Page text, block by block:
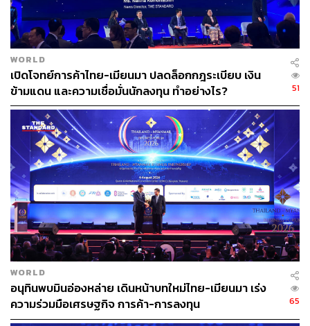
“ฉันหนีมาที่นี่ เพราะตำรวจคือคนกลุ่มที่สองที่ได้รับอนุญาต
ให้ถืออาวุธปืน กองทัพสั่งให้เรายิงประชาชน และมอบหมาย
ให้ตำรวจเป็นการ์ดปกป้องให้พวกเขา… ฉันต้องการ
ประชาธิปไตยกลับคืนมา ถ้ากลุ่มชาติพันธ์ุติดอาวุธจะเข้าช่วย
ต่อสู้กับคณะรัฐประหาร ฉันจะเข้าร่วมกับพวกเขา” – เชวะ
(นามสมมติ), ตำรวจหญิงชาวเมียนมาที่ลี้ภัยมายังอินเดีย
WORLD
เปิดโจทย์การค้าไทย-เมียนมา ปลดล็อกกฎระเบียบ เงิน
ข้ามแดน และความเชื่อมั่นนักลงทุน ทำอย่างไร?
51
WORLD
อนุทินพบมินอ่องหล่าย เดินหน้าบทใหม่ไทย-เมียนมา เร่ง
ความร่วมมือเศรษฐกิจ การค้า-การลงทุน
65